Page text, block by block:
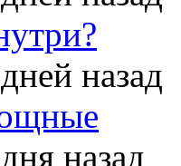
назад
назад